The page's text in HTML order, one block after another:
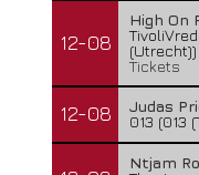
12-08
High On
(Utrecht))
Tickets
12-08
Judas
013 (013
Ntjam